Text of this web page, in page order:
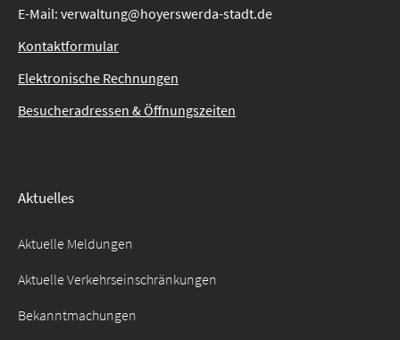
E-Mail: verwaltung@hoyerswerda-stadt.de
Kontaktformular
Elektronische Rechnungen
Besucheradressen & Öffnungszeiten
Aktuelles
Aktuelle Meldungen
Aktuelle Verkehrseinschränkungen
Bekanntmachungen